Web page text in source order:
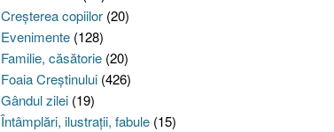
Creşterea copiilor(20)
Evenimente(128)
Familie, căsătorie(20)
Foaia Creştinului(426)
Gândul zilei(19)
Întâmplări, ilustraţii, fabule(15)